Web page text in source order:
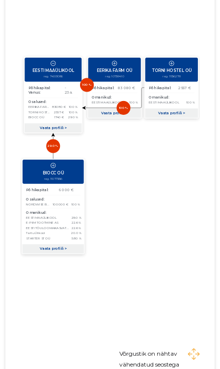
Võrgustik on nähtav
vähendatud seostega